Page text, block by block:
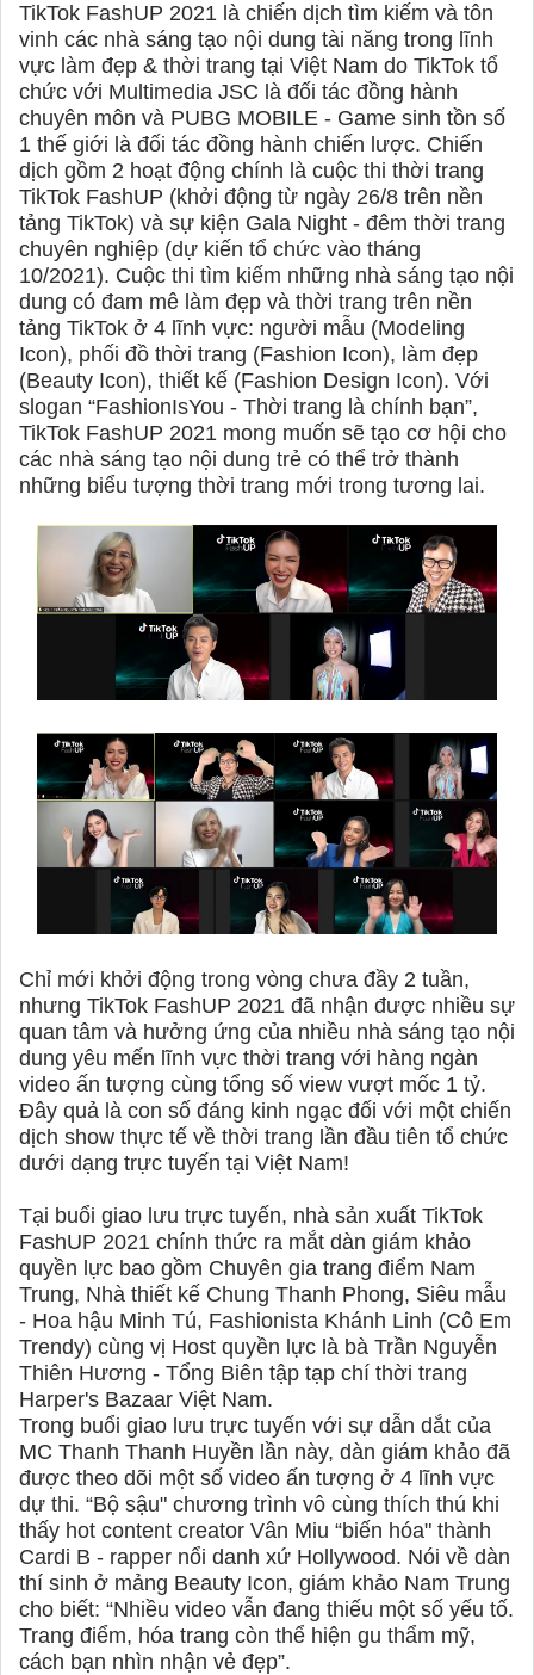
TikTok FashUP 2021 là chiến dịch tìm kiếm và tôn
vinh các nhà sáng tạo nội dung tài năng trong lĩnh
vực làm đẹp & thời trang tại Việt Nam do TikTok tổ
chức với Multimedia JSC là đối tác đồng hành
chuyên môn và PUBG MOBILE - Game sinh tồn số
1 thế giới là đối tác đồng hành chiến lược. Chiến
dịch gồm 2 hoạt động chính là cuộc thi thời trang
TikTok FashUP (khởi động từ ngày 26/8 trên nền
tảng TikTok) và sự kiện Gala Night - đêm thời trang
chuyên nghiệp (dự kiến tổ chức vào tháng
10/2021). Cuộc thi tìm kiếm những nhà sáng tạo nội
dung có đam mê làm đẹp và thời trang trên nền
tảng TikTok ở 4 lĩnh vực: người mẫu (Modeling
Icon), phối đồ thời trang (Fashion Icon), làm đẹp
(Beauty Icon), thiết kế (Fashion Design Icon). Với
slogan “FashionIsYou - Thời trang là chính bạn”,
TikTok FashUP 2021 mong muốn sẽ tạo cơ hội cho
các nhà sáng tạo nội dung trẻ có thể trở thành
những biểu tượng thời trang mới trong tương lai.
Chỉ mới khởi động trong vòng chưa đầy 2 tuần,
nhưng TikTok FashUP 2021 đã nhận được nhiều sự
quan tâm và hưởng ứng của nhiều nhà sáng tạo nội
dung yêu mến lĩnh vực thời trang với hàng ngàn
video ấn tượng cùng tổng số view vượt mốc 1 tỷ.
Đây quả là con số đáng kinh ngạc đối với một chiến
dịch show thực tế về thời trang lần đầu tiên tổ chức
dưới dạng trực tuyến tại Việt Nam!
Tại buổi giao lưu trực tuyến, nhà sản xuất TikTok
FashUP 2021 chính thức ra mắt dàn giám khảo
quyền lực bao gồm Chuyên gia trang điểm Nam
Trung, Nhà thiết kế Chung Thanh Phong, Siêu mẫu
- Hoa hậu Minh Tú, Fashionista Khánh Linh (Cô Em
Trendy) cùng vị Host quyền lực là bà Trần Nguyễn
Thiên Hương - Tổng Biên tập tạp chí thời trang
Harper's Bazaar Việt Nam.
Trong buổi giao lưu trực tuyến với sự dẫn dắt của
MC Thanh Thanh Huyền lần này, dàn giám khảo đã
được theo dõi một số video ấn tượng ở 4 lĩnh vực
dự thi. “Bộ sậu" chương trình vô cùng thích thú khi
thấy hot content creator Vân Miu “biến hóa" thành
Cardi B - rapper nổi danh xứ Hollywood. Nói về dàn
thí sinh ở mảng Beauty Icon, giám khảo Nam Trung
cho biết: “Nhiều video vẫn đang thiếu một số yếu tố.
Trang điểm, hóa trang còn thể hiện gu thẩm mỹ,
cách bạn nhìn nhận vẻ đẹp”.